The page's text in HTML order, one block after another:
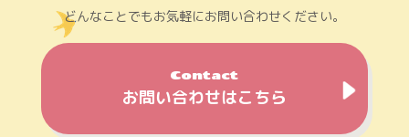
どんなことでもお気軽にお問い合わせください。
Contact
お問い合わせはこちら